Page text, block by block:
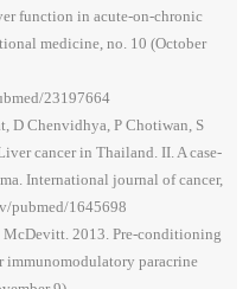
function in acute-on-chronic
medicine, no. 10 (October
23197664
D Chenvidhya, P Chotiwan, S
cancer in Thailand. II. A case-
International journal of cancer,
pubmed/1645698
McDevitt. 2013. Pre-conditioning
immunomodulatory paracrine